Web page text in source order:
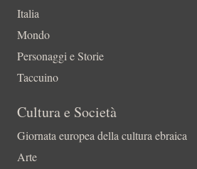
Italia
Mondo
Personaggi e Storie
Taccuino
Cultura e Società
Giornata europea della cultura ebraica
Arte